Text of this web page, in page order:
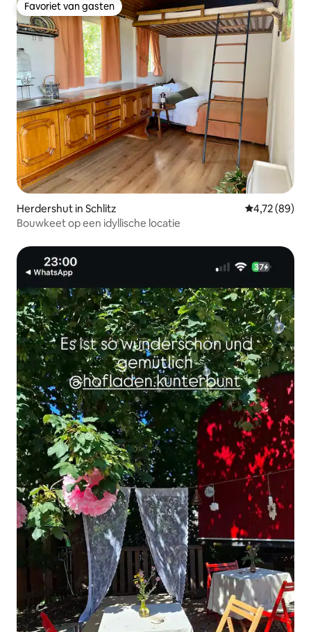
Favoriet van gasten
Favoriet van gasten
Herdershut in Schlitz Gemiddelde
4,72 (89)
Bouwkeet op een idyllische locatie